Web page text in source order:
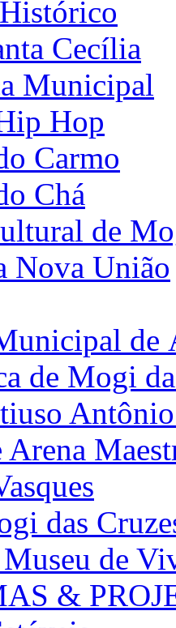
Cecília
Municipal
Hop
Carmo
Chá
de
Nova União
de
de Mogi
Arena
das
de
&